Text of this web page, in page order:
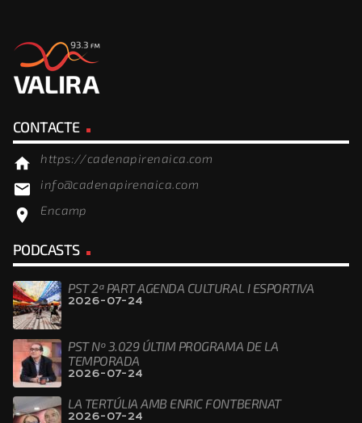
CONTACTE
home https://cadenapirenaica.com
email info@cadenapirenaica.com
location_on Encamp
PODCASTS
PST 2ª PART AGENDA CULTURAL I ESPORTIVA
2026-07-24
PST Nº 3.029 ÚLTIM PROGRAMA DE LA
TEMPORADA
2026-07-24
LA TERTÚLIA AMB ENRIC FONTBERNAT
2026-07-24